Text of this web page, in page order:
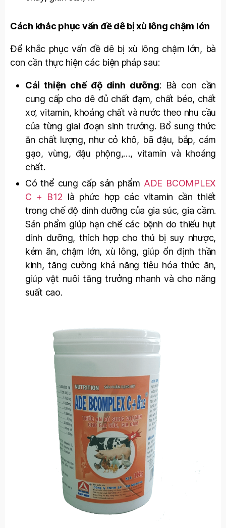
Cách khắc phục vấn đề dê bị xù lông chậm lớn
Để khắc phục vấn đề dê bị xù lông chậm lớn, bà
con cần thực hiện các biện pháp sau:
Cải thiện chế độ dinh dưỡng: Bà con cần
cung cấp cho dê đủ chất đạm, chất béo, chất
xơ, vitamin, khoáng chất và nước theo nhu cầu
của từng giai đoạn sinh trưởng. Bổ sung thức
ăn chất lượng, như cỏ khô, bã đậu, bắp, cám
gạo, vừng, đậu phộng,…, vitamin và khoáng
chất.
Có thể cung cấp sản phẩm ADE BCOMPLEX
C + B12 là phức hợp các vitamin cần thiết
trong chế độ dinh dưỡng của gia súc, gia cầm.
Sản phẩm giúp hạn chế các bệnh do thiếu hụt
dinh dưỡng, thích hợp cho thú bị suy nhược,
kém ăn, chậm lớn, xù lông, giúp ổn định thần
kinh, tăng cường khả năng tiêu hóa thức ăn,
giúp vật nuôi tăng trưởng nhanh và cho năng
suất cao.